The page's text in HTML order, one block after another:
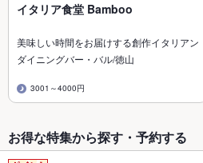
イタリア食堂 Bamboo
美味しい時間をお届けする創作イタリアン
ダイニングバー・バル/徳山
3001～4000円
お得な特集から探す・予約する